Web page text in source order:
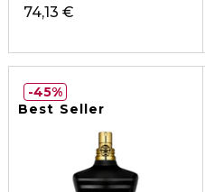
74,13 €
Best Seller
45%